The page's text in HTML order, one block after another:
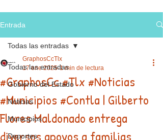
Entrada
Todas las entradas
Gobierno del Estado
Noticias
Municipios
Deportes
Todas las entradas
#GraphosCc #Tlx #Noticias
#Municipios #Contla | Gilberto
Flores Maldonado entrega
diversos apoyos a familias
GraphosCcTlx
17 ene 2025 1 min de lectura